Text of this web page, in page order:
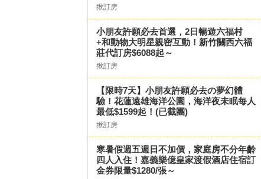
揪訂房
小朋友許願必去首選，2日暢遊六福村
+和動物大明星親密互動！新竹關西六福
莊代訂房$6088起～
揪訂房
【限時7天】小朋友許願必去の夢幻體
驗！花蓮遠雄海洋公園，海洋夜未眠每人
最低$1599起！(已截團)
揪訂房
寒暑假週五週日不加價，家庭房不分年齡
四人入住！嘉義樂億皇家渡假酒店住宿訂
金券限量$1280/張～